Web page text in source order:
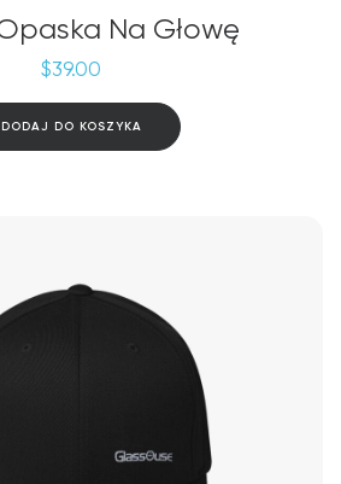
Na Głowę
$39.00
DODAJ DO KOSZYKA